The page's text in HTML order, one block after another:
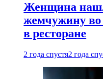
Женщина
жемчужину во
в ресторане
2 года спустя2 года